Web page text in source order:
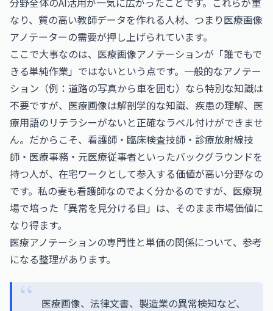
なり、質の高い教師データを作れる人材、つまり医療画像
アノテーターの需要が押し上げられています。
ここで大事なのは、医療画像アノテーションが「誰でもで
きる単純作業」ではないという点です。一般的なアノテー
ション（例：道路の写真から車を囲む）なら特別な知識は
不要ですが、医療画像は解剖学的な知識、疾患の理解、医
療用語のリテラシーがないと正確なラベル付けができませ
ん。だからこそ、看護師・臨床検査技師・診療放射線技
師・医療事務・元医療従事者といったバックグラウンドを
持つ人が、在宅ワークとして参入する価値が高い分野なの
です。私の妻も看護師なのでよく分かるのですが、医療現
場で培った「異常を見分ける目」は、そのまま市場価値に
なり得ます。
医療アノテーションの専門性と単価の関係について、参考
になる整理があります。
医療画像、法律文書、製造業の異常検知など、